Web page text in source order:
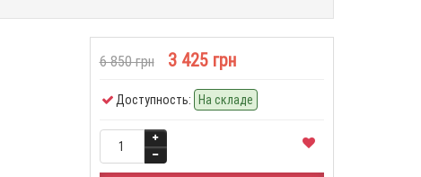
6 850 грн 3 425 грн
Доступность: На складе